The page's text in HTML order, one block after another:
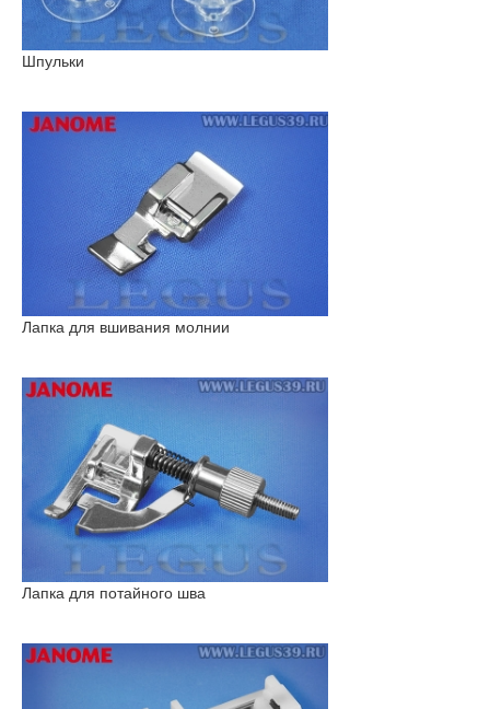
Шпульки
Лапка для вшивания молнии
Лапка для потайного шва